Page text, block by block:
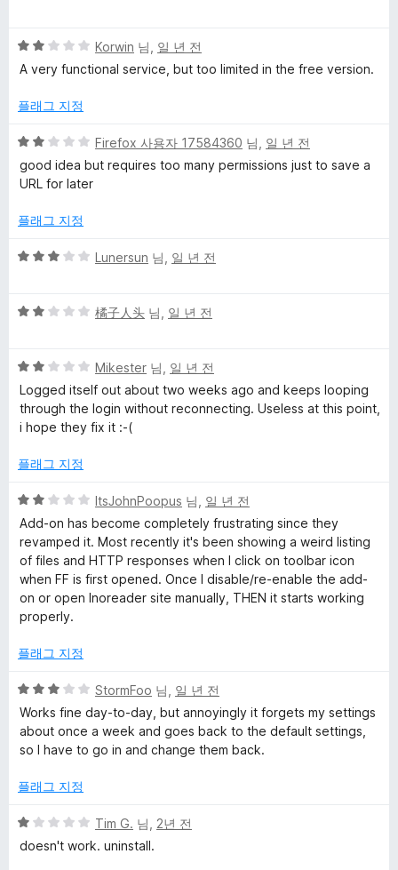
n
에
대
한
리
뷰
점
에
점
5
점
점
2
Korwin 님, 일 년 전
A very functional service, but too limited in the free version.
플래그 지정
5
점
만
에
점
Firefox 사용자 17584360 님, 일 년 전
good idea but requires too many permissions just to save a
URL for later
플래그 지정
5
점
점
Lunersun 님, 일 년 전
5
점
에
2
점
橘子人头 님, 일 년 전
5
점
만
점
2
Mikester 님, 일 년 전
Logged itself out about two weeks ago and keeps looping
through the login without reconnecting. Useless at this point,
i hope they fix it :-(
플래그 지정
5
점
만
점
에
2
점
ItsJohnPoopus 님, 일 년 전
Add-on has become completely frustrating since they
revamped it. Most recently it's been showing a weird listing
of files and HTTP responses when I click on toolbar icon
when FF is first opened. Once I disable/re-enable the add-
on or open Inoreader site manually, THEN it starts working
properly.
플래그 지정
5
점
만
점
3
StormFoo 님, 일 년 전
Works fine day-to-day, but annoyingly it forgets my settings
about once a week and goes back to the default settings,
so I have to go in and change them back.
플래그 지정
5
점
Tim G. 님, 2년 전
doesn't work. uninstall.